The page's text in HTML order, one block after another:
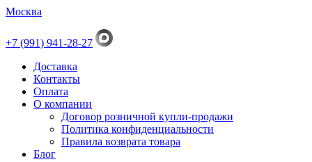
Москва
+7 (991) 941-28-27
Доставка
Контакты
Оплата
О компании
Договор розничной купли-продажи
Политика конфиденциальности
Правила возврата товара
Блог